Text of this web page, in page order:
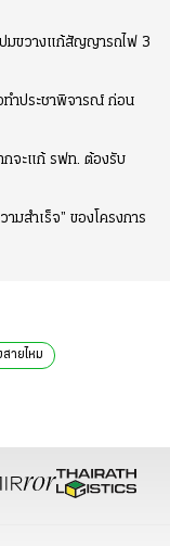
ปมขวางแก้สัญญารถไฟ 3
ทำประชาพิจารณ์ ก่อน
กจะแก้ รฟท. ต้องรับ
สำเร็จ” ของโครงการ
สายไหม